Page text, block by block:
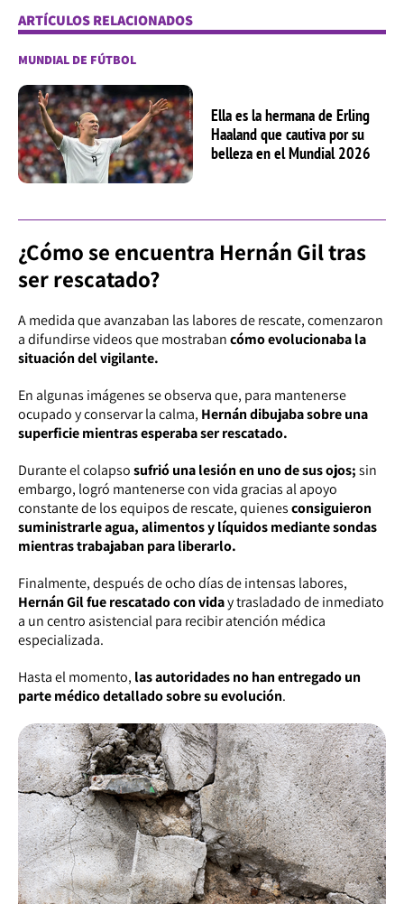
ARTÍCULOS RELACIONADOS
MUNDIAL DE FÚTBOL
Ella es la hermana de Erling
Haaland que cautiva por su
belleza en el Mundial 2026
¿Cómo se encuentra Hernán Gil tras
ser rescatado?
A medida que avanzaban las labores de rescate, comenzaron
a difundirse videos que mostrabancómo evolucionaba la
situación del vigilante.
En algunas imágenes se observa que, para mantenerse
ocupado y conservar la calma, Hernán dibujaba sobre una
superficie mientras esperaba ser rescatado.
Durante el colapsosufrió una lesión en uno de sus ojos;sin
embargo, logró mantenerse con vida gracias al apoyo
constante de los equipos de rescate, quienesconsiguieron
suministrarle agua, alimentos y líquidos mediante sondas
mientras trabajaban para liberarlo.
Finalmente, después de ocho días de intensas labores,
Hernán Gil fue rescatado con viday trasladado de inmediato
a un centro asistencial para recibir atención médica
especializada.
Hasta el momento, las autoridades no han entregado un
parte médico detallado sobre su evolución.